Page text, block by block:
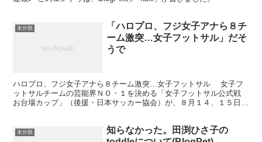
未分類
「ハロプロ、フジ女子アナら８チ
ーム激突…女子フットサル」だそ
うで
ハロプロ、フジ女子アナら８チーム激突…女子フットサル 女子フ
ットサルチームの芸能界ＮＯ・１を決める「女子フットサル公式戦
お台場カップ」（後援・日本サッカー協会）が、８月１４、１５日に
未分類
知らなかった。田渕ひさ子の